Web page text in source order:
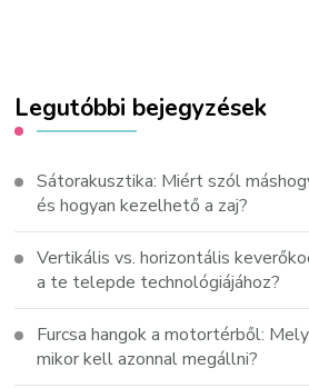
Legutóbbi bejegyzések
Sátorakusztika: Miért szól
és hogyan kezelhető a zaj?
Vertikális vs. horizontális
a te telepde technológiájához?
Furcsa hangok a motortérből:
mikor kell azonnal megállni?